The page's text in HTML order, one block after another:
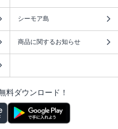
シーモア島
商品に関するお知らせ
料ダウンロード！